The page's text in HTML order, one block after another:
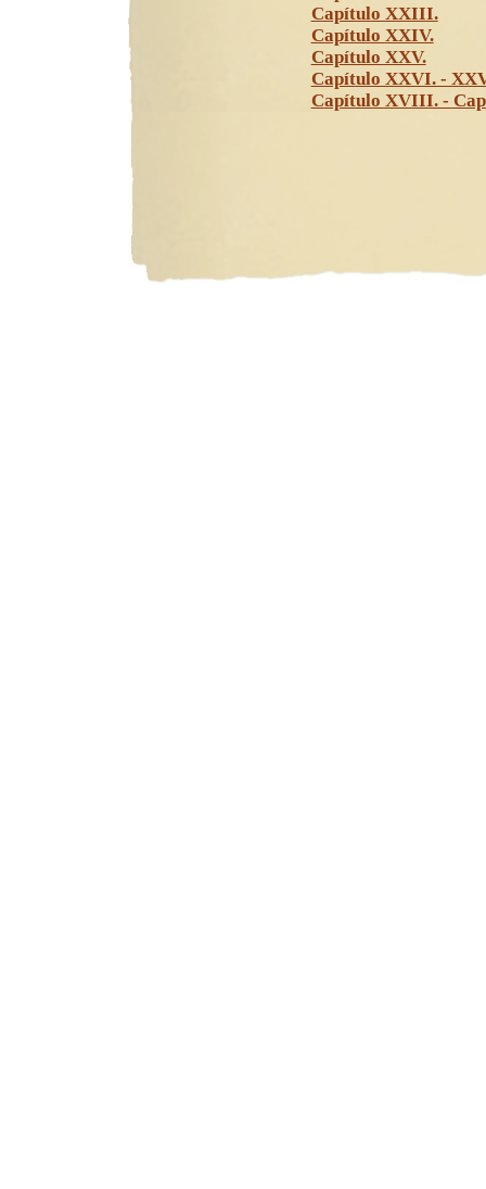
Capítulo XXIII.
Capítulo XXIV.
Capítulo XXV.
Capítulo XXVI. -
Capítulo XVIII. -